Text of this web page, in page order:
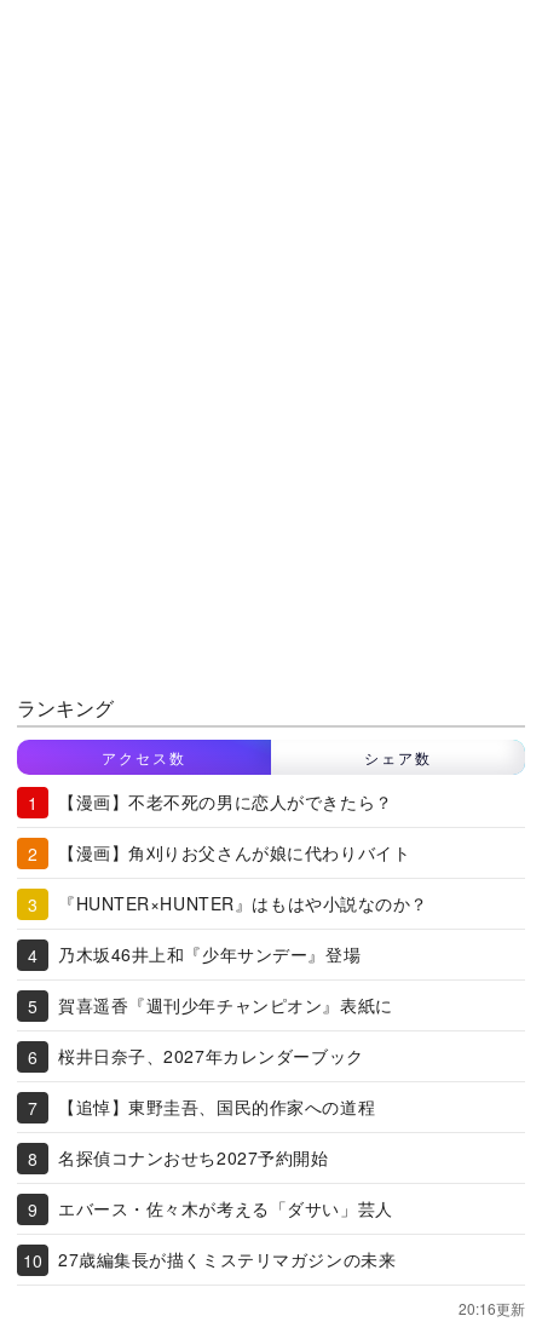
ランキング
アクセス数 シェア数
【漫画】不老不死の男に恋人ができたら？
【漫画】角刈りお父さんが娘に代わりバイト
『HUNTER×HUNTER』はもはや小説なのか？
乃木坂46井上和『少年サンデー』登場
賀喜遥香『週刊少年チャンピオン』表紙に
桜井日奈子、2027年カレンダーブック
【追悼】東野圭吾、国民的作家への道程
名探偵コナンおせち2027予約開始
エバース・佐々木が考える「ダサい」芸人
27歳編集長が描くミステリマガジンの未来
20:16更新